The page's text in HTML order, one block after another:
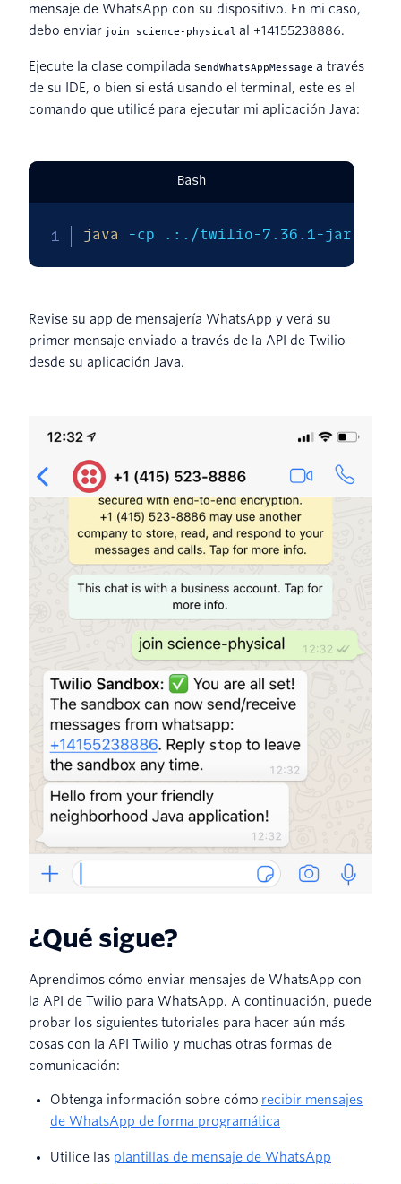
mensaje de WhatsApp con su dispositivo. En mi caso,
debo enviar join science-physical al +14155238886.
Ejecute la clase compilada SendWhatsAppMessage a través
de su IDE, o bien si está usando el terminal, este es el
comando que utilicé para ejecutar mi aplicación Java:
Bash
java -cp .:./twilio-7.36.1-jar-with-
Revise su app de mensajería WhatsApp y verá su
primer mensaje enviado a través de la API de Twilio
desde su aplicación Java.
¿Qué sigue?
Aprendimos cómo enviar mensajes de WhatsApp con
la API de Twilio para WhatsApp. A continuación, puede
probar los siguientes tutoriales para hacer aún más
cosas con la API Twilio y muchas otras formas de
comunicación:
Obtenga información sobre cómo recibir mensajes
de WhatsApp de forma programática
Utilice las plantillas de mensaje de WhatsApp